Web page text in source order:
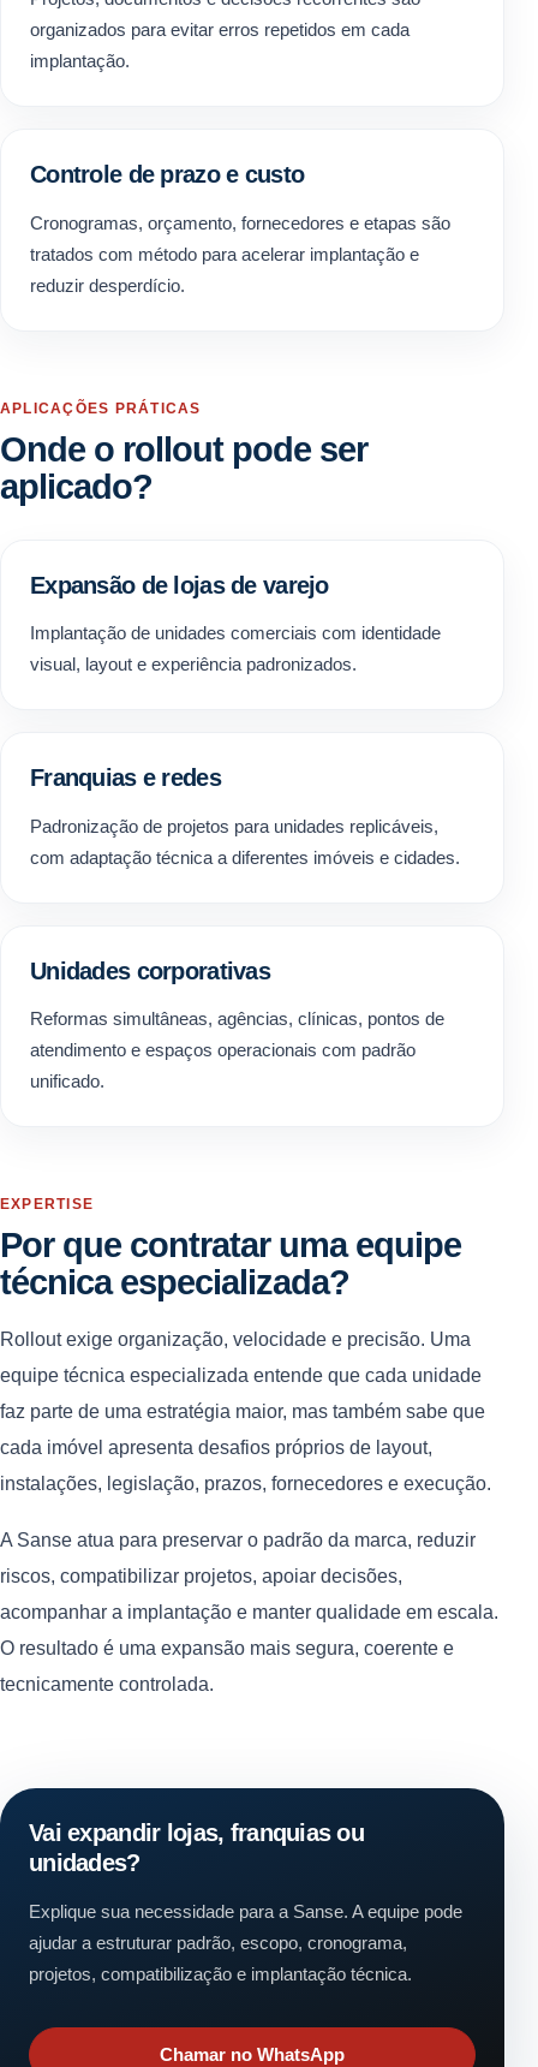
organizados para evitar erros repetidos em cada
implantação.
Controle de prazo e custo
Cronogramas, orçamento, fornecedores e etapas são
tratados com método para acelerar implantação e
reduzir desperdício.
APLICAÇÕES PRÁTICAS
Onde o rollout pode ser
aplicado?
Expansão de lojas de varejo
Implantação de unidades comerciais com identidade
visual, layout e experiência padronizados.
Franquias e redes
Padronização de projetos para unidades replicáveis,
com adaptação técnica a diferentes imóveis e cidades.
Unidades corporativas
Reformas simultâneas, agências, clínicas, pontos de
atendimento e espaços operacionais com padrão
unificado.
EXPERTISE
Por que contratar uma equipe
técnica especializada?
Rollout exige organização, velocidade e precisão. Uma
equipe técnica especializada entende que cada unidade
faz parte de uma estratégia maior, mas também sabe que
cada imóvel apresenta desafios próprios de layout,
instalações, legislação, prazos, fornecedores e execução.
A Sanse atua para preservar o padrão da marca, reduzir
riscos, compatibilizar projetos, apoiar decisões,
acompanhar a implantação e manter qualidade em escala.
O resultado é uma expansão mais segura, coerente e
tecnicamente controlada.
Vai expandir lojas, franquias ou
unidades?
Explique sua necessidade para a Sanse. A equipe pode
ajudar a estruturar padrão, escopo, cronograma,
projetos, compatibilização e implantação técnica.
Chamar no WhatsApp